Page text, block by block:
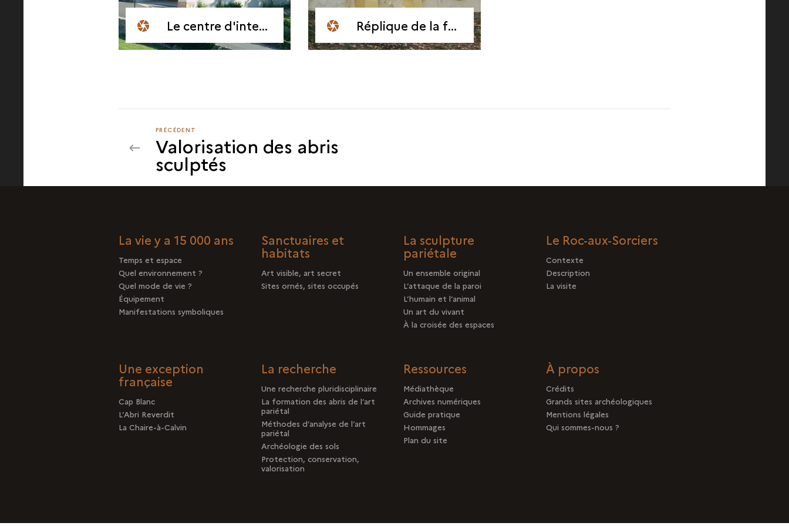
Le centre d'interprétation du Roc-aux-Sorciers Réplique de la frise sculptée du Roc-aux-Sorciers
PRÉCÉDENT
PRÉCÉDENT
Valorisation des abris
sculptés
La vie y a 15 000 ans
Temps et espace
Quel environnement ?
Quel mode de vie ?
Équipement
Manifestations symboliques
Sanctuaires et
habitats
Art visible, art secret
Sites ornés, sites occupés
La sculpture
pariétale
Un ensemble original
L’attaque de la paroi
L’humain et l’animal
Un art du vivant
À la croisée des espaces
Le Roc-aux-Sorciers
Contexte
Description
La visite
Une exception
française
Cap Blanc
L’Abri Reverdit
La Chaire-à-Calvin
La recherche
Une recherche pluridisciplinaire
La formation des abris de l’art
pariétal
Méthodes d’analyse de l’art
pariétal
Archéologie des sols
Protection, conservation,
valorisation
Ressources
Médiathèque
Archives numériques
Guide pratique
Hommages
Plan du site
À propos
Crédits
Grands sites archéologiques
Mentions légales
Qui sommes-nous ?